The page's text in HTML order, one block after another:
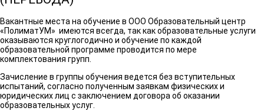
Вакантные места на обучение в ООО Образовательный центр
«ПолиматУМ» имеются всегда, так как образовательные услуги
оказываются круглогодично и обучение по каждой
образовательной программе проводится по мере
комплектования групп.
Зачисление в группы обучения ведется без вступительных
испытаний, согласно полученным заявкам физических и
юридических лиц с заключением договора об оказании
образовательных услуг.